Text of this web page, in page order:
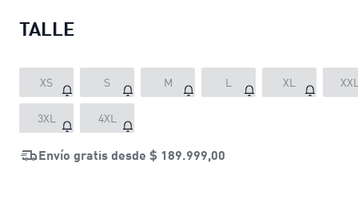
TALLE
XS S M L XL
3XL 4XL
Envío gratis desde $ 189.999,00